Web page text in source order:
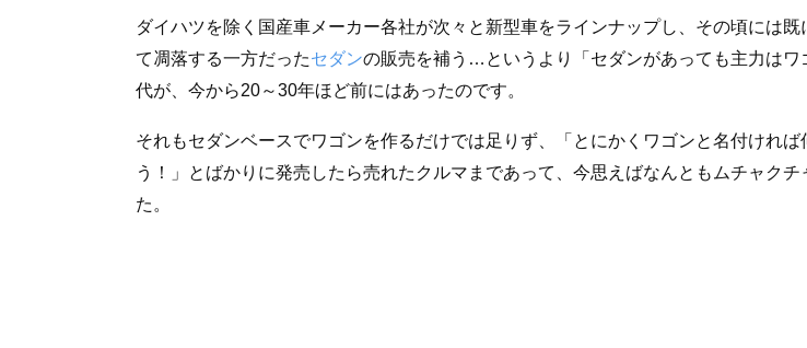
ダイハツを除く国産車メーカー各社が次々と新型車をラインナップし、その頃には既
て凋落する一方だったセダンの販売を補う…というより「セダンがあっても主力はワ
代が、今から20～30年ほど前にはあったのです。
それもセダンベースでワゴンを作るだけでは足りず、「とにかくワゴンと名付ければ
う！」とばかりに発売したら売れたクルマまであって、今思えばなんともムチャクチ
た。